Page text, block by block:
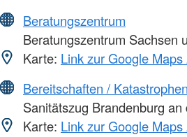
Beratungszentrum
Beratungszentrum Sachsen
Karte: Link zur Google
Bereitschaften /
Sanitätszug Brandenburg an
Karte: Link zur Google